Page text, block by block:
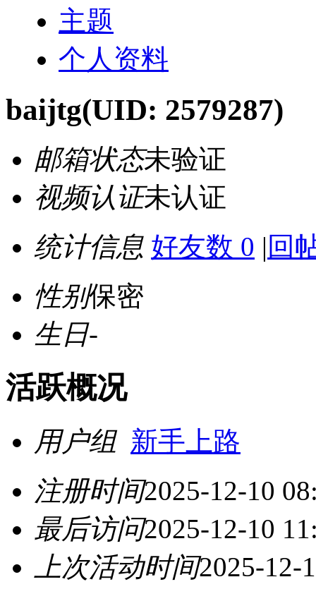
主题
个人资料
baijtg(UID: 2579287)
邮箱状态未验证
视频认证未认证
统计信息 好友数 0 | 回
性别保密
生日-
活跃概况
用户组 新手上路
注册时间2025-12-10
最后访问2025-12-10
上次活动时间2025-12-